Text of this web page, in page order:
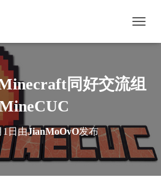
同好交流组
1日由JianMoOvO发布